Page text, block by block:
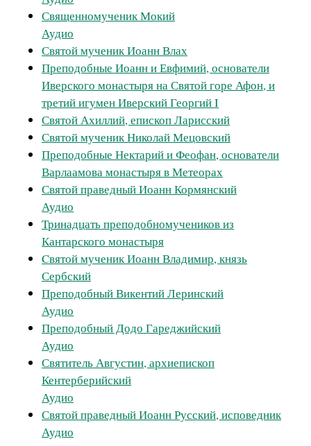
Священномученик Мокий
Аудио
Святой мученик Иоанн Влах
Преподобные Иоанн и Евфимий, основатели
Иверского монастыря на Святой горе Афон, и
третий игумен Иверский Георгий I
Святой Ахиллий, епископ Ларисский
Святой мученик Николай Мецовский
Преподобные Нектарий и Феофан, основатели
Варлаамова монастыря в Метеорах
Святой праведный Иоанн Кормянский
Аудио
Тринадцать преподобномучеников из
Кантарского монастыря
Cвятой мученик Иоанн Владимир, князь
Сербский
Преподобный Викентий Леринский
Аудио
Преподобный Додо Гареджийский
Аудио
Святитель Августин, архиепископ
Кентерберийский
Аудио
Святой праведный Иоанн Русский, исповедник
Аудио